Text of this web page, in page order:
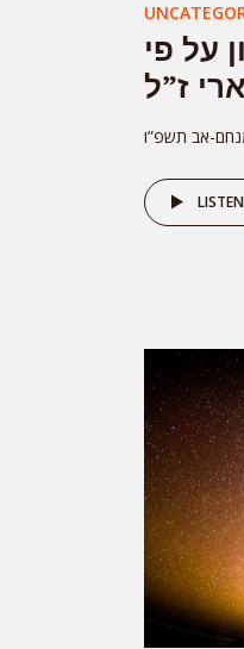
על פי
ז”ל
אב תשפ”ו